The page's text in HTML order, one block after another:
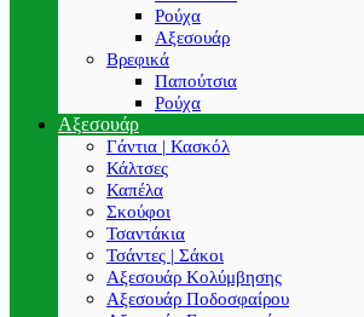
Ρούχα
Αξεσουάρ
Βρεφικά
Παπούτσια
Ρούχα
Αξεσουάρ
Γάντια | Κασκόλ
Κάλτσες
Καπέλα
Σκούφοι
Τσαντάκια
Τσάντες | Σάκοι
Αξεσουάρ Κολύμβησης
Αξεσουάρ Ποδοσφαίρου